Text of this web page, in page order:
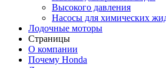
Высокого давления
Насосы для химических
Лодочные моторы
Страницы
О компании
Почему Honda